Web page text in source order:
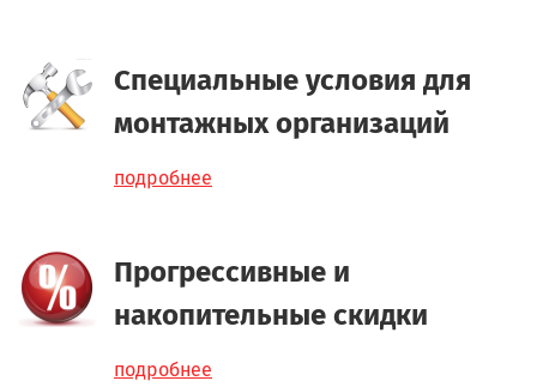
Специальные условия для
монтажных организаций
подробнее
Прогрессивные и
накопительные скидки
подробнее